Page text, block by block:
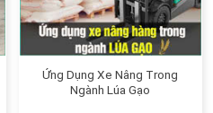
Ứng Dụng Xe Nâng Trong
Ngành Lúa Gạo